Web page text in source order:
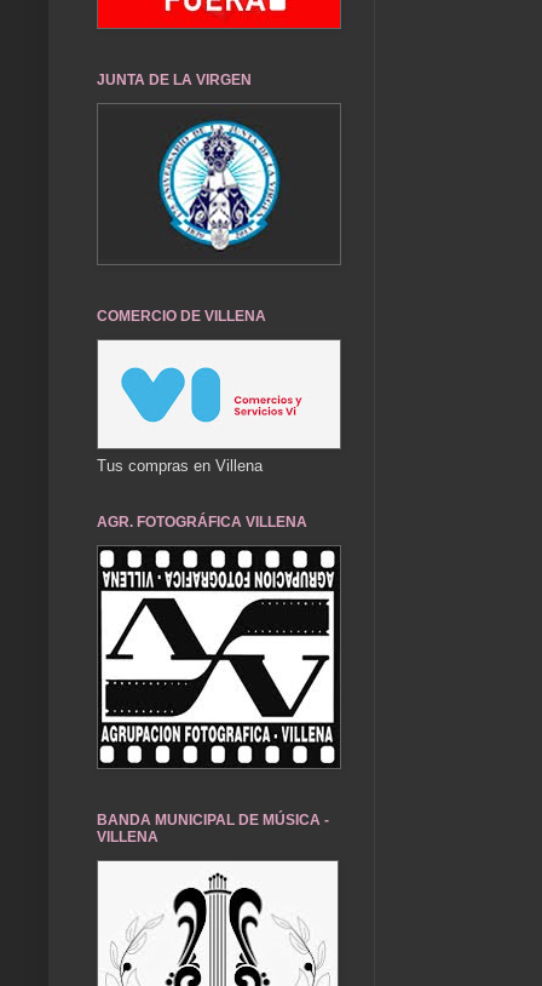
JUNTA DE LA VIRGEN
COMERCIO DE VILLENA
Tus compras en Villena
AGR. FOTOGRÁFICA VILLENA
BANDA MUNICIPAL DE MÚSICA -
VILLENA